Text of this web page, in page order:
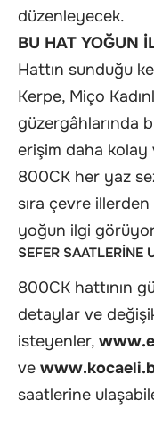
düzenleyecek.
BU HAT YOĞUN
Hattın sunduğu
Kerpe, Miço
güzergâhlarında
erişim daha
800CK her yaz
sıra çevre
yoğun ilgi
SEFER SAATLERİNE
800CK hattının
detaylar ve
isteyenler,
ve
saatlerine